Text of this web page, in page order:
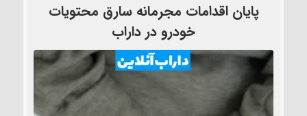
پایان اقدامات مجرمانه سارق محتویات
خودرو در داراب